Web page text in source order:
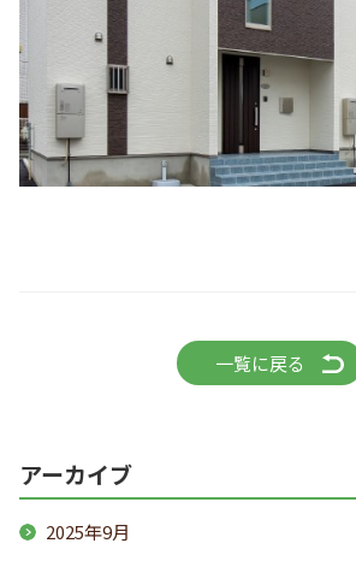
一覧に戻る
アーカイブ
2025年9月